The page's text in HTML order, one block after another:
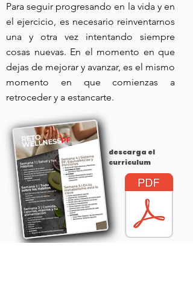
Para seguir progresando en la vida y en
el ejercicio, es necesario reinventarnos
una y otra vez intentando siempre
cosas nuevas. En el momento en que
dejas de mejorar y avanzar, es el mismo
momento en que comienzas a
retroceder y a estancarte.
descarga el
curriculum
descarga autoevaluación